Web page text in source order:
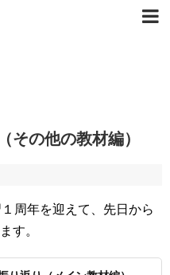
その他の教材編）
周年を迎えて、先日から
す。